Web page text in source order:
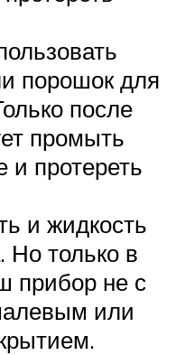
порошок для
после
промыть
и протереть
и жидкость
Но только в
прибор не с
или